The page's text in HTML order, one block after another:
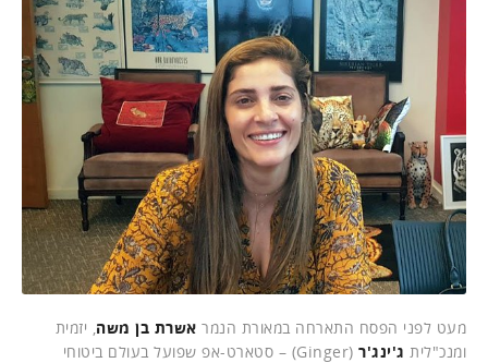
מעט לפני הפסח התארחה במאורת הנמר אשרת בן משה , יזמית
ומנכ"לית ג'ינג'ר
(Ginger) – סטארט-אפ שפועל בעולם ביטוחי